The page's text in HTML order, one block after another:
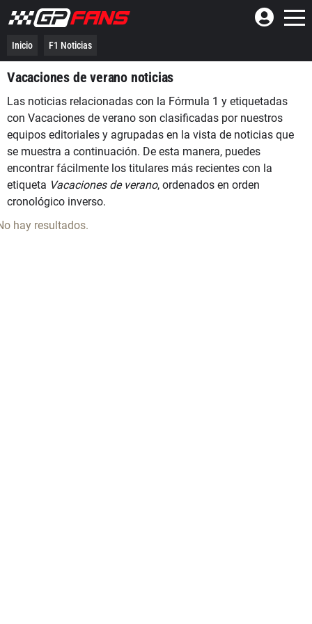
Inicio F1 Noticias
Vacaciones de verano noticias
Las noticias relacionadas con la Fórmula 1 y etiquetadas
con Vacaciones de verano son clasificadas por nuestros
equipos editoriales y agrupadas en la vista de noticias que
se muestra a continuación. De esta manera, puedes
encontrar fácilmente los titulares más recientes con la
etiqueta Vacaciones de verano, ordenados en orden
cronológico inverso.
hay resultados.